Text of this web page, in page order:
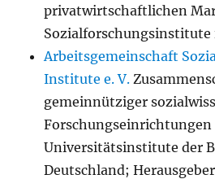
privatwirtschaftlichen
Sozialforschungsinstitute
Arbeitsgemeinschaft
Institute e. V.
gemeinnütziger
Forschungseinrichtungen
Universitätsinstitute der
Deutschland;